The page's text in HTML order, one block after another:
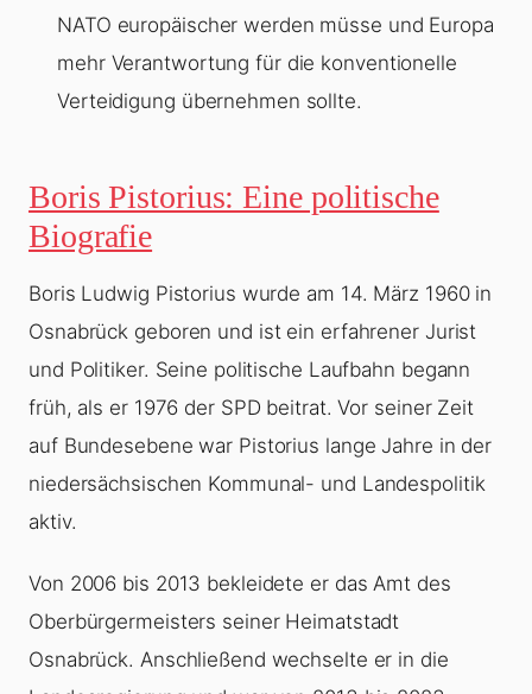
NATO europäischer werden müsse und Europa
mehr Verantwortung für die konventionelle
Verteidigung übernehmen sollte.
Boris Pistorius: Eine politische
Biografie
Boris Ludwig Pistorius wurde am 14. März 1960 in
Osnabrück geboren und ist ein erfahrener Jurist
und Politiker. Seine politische Laufbahn begann
früh, als er 1976 der SPD beitrat. Vor seiner Zeit
auf Bundesebene war Pistorius lange Jahre in der
niedersächsischen Kommunal- und Landespolitik
aktiv.
Von 2006 bis 2013 bekleidete er das Amt des
Oberbürgermeisters seiner Heimatstadt
Osnabrück. Anschließend wechselte er in die